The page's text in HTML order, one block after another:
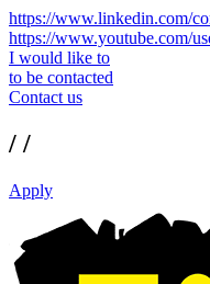
https://www.linkedin.com/
https://www.youtube.com/
I would like to
to be contacted
Contact us
/ /
Apply